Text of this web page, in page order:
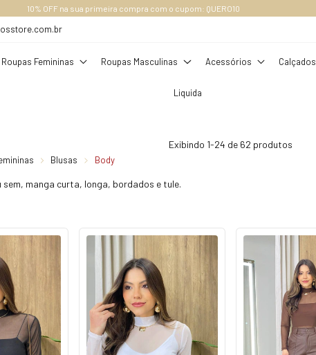
GRÁTIS ACIMA DE R$ 289,00 (SUDESTE), ACIMA DE R$ 349,00, OUTROS ESTADOS.
Roupas Femininas Roupas Masculinas Acessórios Calçados
Liquida
Blusas Body
Exibindo 1-24 de 62 produtos
sem, manga curta, longa, bordados e tule.